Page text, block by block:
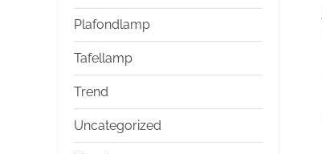
Plafondlamp
Tafellamp
Trend
Uncategorized